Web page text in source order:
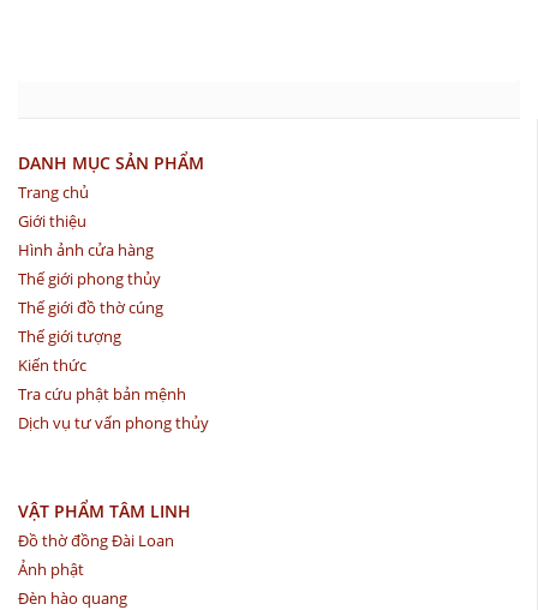
DANH MỤC SẢN PHẨM
Trang chủ
Giới thiệu
Hình ảnh cửa hàng
Thế giới phong thủy
Thế giới đồ thờ cúng
Thế giới tượng
Kiến thức
Tra cứu phật bản mệnh
Dịch vụ tư vấn phong thủy
VẬT PHẨM TÂM LINH
Đồ thờ đồng Đài Loan
Ảnh phật
Đèn hào quang